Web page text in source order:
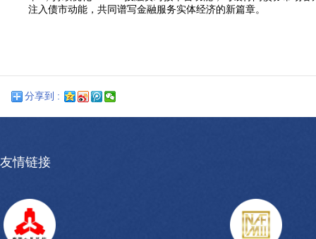
注入债市动能，共同谱写金融服务实体经济的新篇章。
分享到 :
友情链接